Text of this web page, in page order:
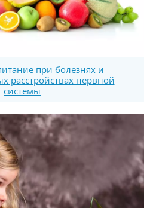
при болезнях и
расстройствах нервной
системы